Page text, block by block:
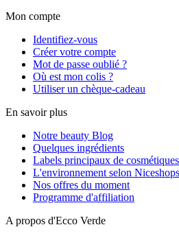
Mon compte
Identifiez-vous
Créer votre compte
Mot de passe oublié ?
Où est mon colis ?
Utiliser un chèque-cadeau
En savoir plus
Notre beauty Blog
Quelques ingrédients
Labels principaux de
L'environnement selon Niceshops
Nos offres du moment
Programme d'affiliation
A propos d'Ecco Verde